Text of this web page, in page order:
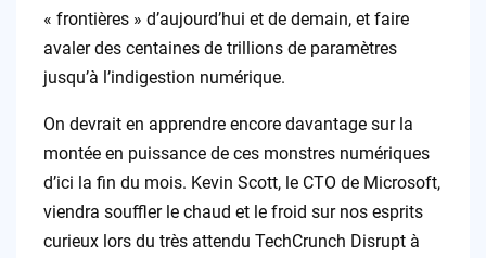
« frontières » d’aujourd’hui et de demain, et faire
avaler des centaines de trillions de paramètres
jusqu’à l’indigestion numérique.
On devrait en apprendre encore davantage sur la
montée en puissance de ces monstres numériques
d’ici la fin du mois. Kevin Scott, le CTO de Microsoft,
viendra souffler le chaud et le froid sur nos esprits
curieux lors du très attendu TechCrunch Disrupt à